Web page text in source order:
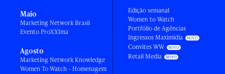
Maio
Marketing Network Brasil
Evento ProXXIma
Agosto
Marketing Network Knowledge
Women To Watch - Homenagem
Edição semanal
Women to Watch
Portfólio de Agências
Ingressos Maximídia
Convites WW
Retail Media